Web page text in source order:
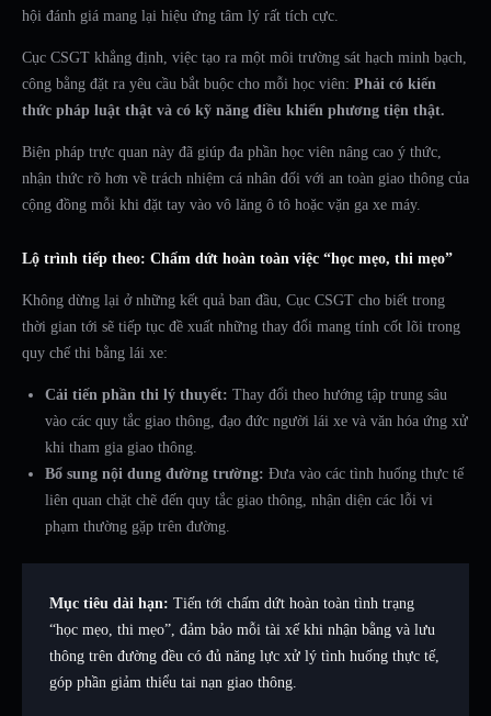
hội đánh giá mang lại hiệu ứng tâm lý rất tích cực.
Cục CSGT khẳng định, việc tạo ra một môi trường sát hạch minh bạch,
công bằng đặt ra yêu cầu bắt buộc cho mỗi học viên: Phải có kiến
thức pháp luật thật và có kỹ năng điều khiển phương tiện thật.
Biện pháp trực quan này đã giúp đa phần học viên nâng cao ý thức,
nhận thức rõ hơn về trách nhiệm cá nhân đối với an toàn giao thông của
cộng đồng mỗi khi đặt tay vào vô lăng ô tô hoặc vặn ga xe máy.
Lộ trình tiếp theo: Chấm dứt hoàn toàn việc “học mẹo, thi mẹo”
Không dừng lại ở những kết quả ban đầu, Cục CSGT cho biết trong
thời gian tới sẽ tiếp tục đề xuất những thay đổi mang tính cốt lõi trong
quy chế thi bằng lái xe:
Cải tiến phần thi lý thuyết: Thay đổi theo hướng tập trung sâu
vào các quy tắc giao thông, đạo đức người lái xe và văn hóa ứng xử
khi tham gia giao thông.
Bổ sung nội dung đường trường: Đưa vào các tình huống thực tế
liên quan chặt chẽ đến quy tắc giao thông, nhận diện các lỗi vi
phạm thường gặp trên đường.
Mục tiêu dài hạn: Tiến tới chấm dứt hoàn toàn tình trạng
“học mẹo, thi mẹo”, đảm bảo mỗi tài xế khi nhận bằng và lưu
thông trên đường đều có đủ năng lực xử lý tình huống thực tế,
góp phần giảm thiểu tai nạn giao thông.